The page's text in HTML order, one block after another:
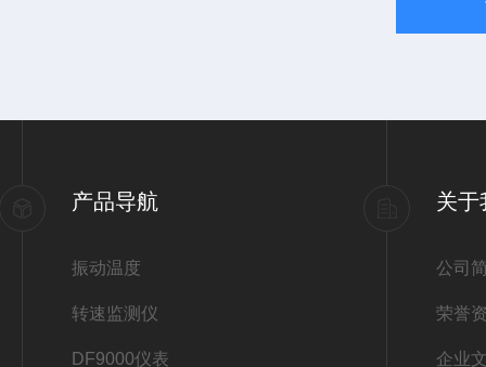
产品导航
振动温度
转速监测仪
DF9000仪表
关于
公司
荣誉
企业